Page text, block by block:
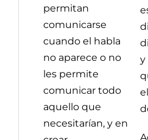
permitan
comunicarse
cuando el habla
no aparece o no
les permite
comunicar todo
aquello que
necesitarían, y en
y